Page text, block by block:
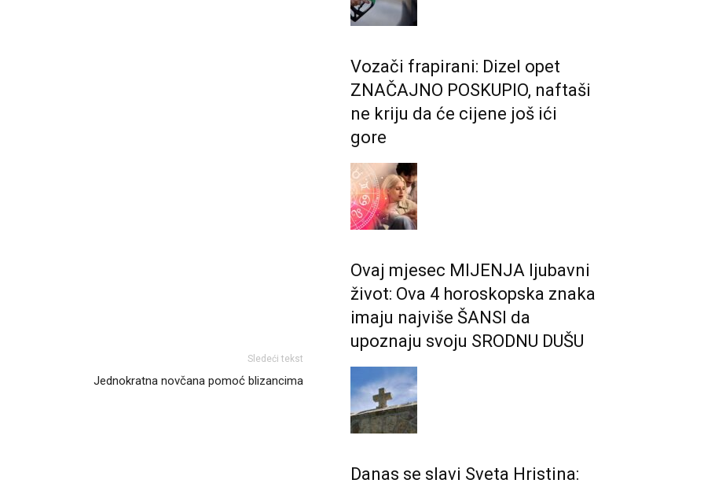
Sledeći tekst
Jednokratna novčana pomoć blizancima
Vozači frapirani: Dizel opet
ZNAČAJNO POSKUPIO, naftaši
ne kriju da će cijene još ići
gore
Ovaj mjesec MIJENJA ljubavni
život: Ova 4 horoskopska znaka
imaju najviše ŠANSI da
upoznaju svoju SRODNU DUŠU
Danas se slavi Sveta Hristina: